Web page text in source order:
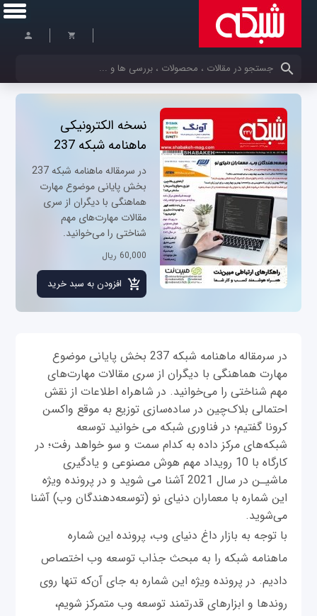
کلمات کلیدی خود را وارد کنید
نسخه الکترونیکی
ماهنامه شبکه 237
در سرمقاله ماهنامه شبکه 237
بخش پایانی موضوع مهارت
هماهنگی با دیگران از سری
مقالات مهارت‌های مهم
شناختی را می‌خوانید.
60,000 ریال
در سرمقاله ماهنامه شبکه 237 بخش پایانی موضوع
مهارت هماهنگی با دیگران از سری مقالات مهارت‌های
مهم شناختی را می‌خوانید. در شاهراه اطلاعات از نقش
احتمالی بلاک‌چین در ساده‌سازی توزیع به موقع واکسن
کرونا گفتیم؛ در فناوری شبکه می خوانید توسعه
شبکه‌های مرکز داده به کدام سمت و سو خواهد رفت؛ در
کارگاه با 10 رویداد مهم هوش مصنوعی و یادگیری
ماشیـن در سال 2021 آشنا می شوید و در پرونده ویژه
این شماره با معماران دنیای نو (توسعه‌دهندگان وب) آشنا
می‌شوید.
با توجه به بازار داغ دنیای وب، پرونده این شماره
ماهنامه شبکه را به مبحث جذاب توسعه وب اختصاص
دادیم. در پرونده ویژه این شماره به جای آن‌که تنها روی
روندها و ابزارهای قدرتمند توسعه وب متمرکز شویم،